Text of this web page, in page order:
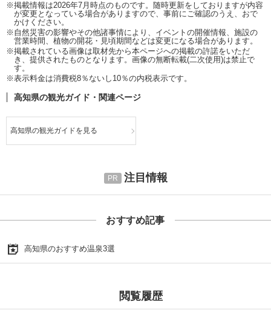
※掲載情報は2026年7月時点のものです。随時更新をしておりますが内容
が変更となっている場合がありますので、事前にご確認のうえ、おで
かけください。
※自然災害の影響やその他諸事情により、イベントの開催情報、施設の
営業時間、植物の開花・見頃期間などは変更になる場合があります。
※掲載されている画像は取材先から本ページへの掲載の許諾をいただ
き、提供されたものとなります。画像の無断転載(二次使用)は禁止で
す。
※表示料金は消費税8％ないし10％の内税表示です。
高知県の観光ガイド・関連ページ
高知県の観光ガイドを見る
注目情報
おすすめ記事
高知県のおすすめ温泉3選
閲覧履歴